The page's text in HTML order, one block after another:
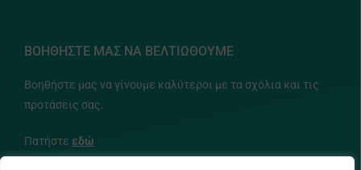
ΒΟΗΘΗΣΤΕ ΜΑΣ ΝΑ ΒΕΛΤΙΩΘΟΥΜΕ
Βοηθήστε μας να γίνουμε καλύτεροι με τα σχόλια και τις
προτάσεις σας.
Πατήστε εδώ